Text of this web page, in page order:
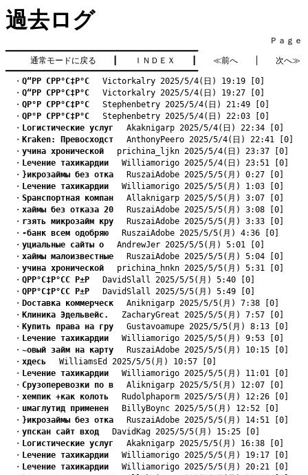
過去ログ
Ｐａｇｅ
━━━━━━━━━━━━━━━━━━━━━━━━━━━━━━━━━━━━━━━━
通常モードに戻る
ＩＮＤＥＸ ≪前へ
次へ≫
━━━━━━━━━━━━━━━━━━━━━━━━━━━━━━━━━━━━━━━━
・ Q“РР СРР°С‡Р°С Victorkalry 2025/5/4(日) 19:19 [0]
・ Q“РР СРР°С‡Р°С Victorkalry 2025/5/4(日) 19:27 [0]
・ QР°Р СРР°С‡Р°С Stephenbetry 2025/5/4(日) 21:49 [0]
・ QР°Р СРР°С‡Р°С Stephenbetry 2025/5/4(日) 22:03 [0]
・ Lогистические услуг Akaknigarp 2025/5/4(日) 22:34 [0]
・ Kraken: Превосходст AnthonyPeero 2025/5/4(日) 22:41 [0]
・ yчина хронической prichina_ljkn 2025/5/4(日) 23:37 [0]
・ Lечение тахикардии Williamorigo 2025/5/4(日) 23:51 [0]
・ }икрозаймы без отка RuszaiAdobe 2025/5/5(月) 0:27 [0]
・ Lечение тахикардии Williamorigo 2025/5/5(月) 1:03 [0]
・ Sранспортная компан Allaknigarp 2025/5/5(月) 3:07 [0]
・ xаймы без отказа 20 RuszaiAdobe 2025/5/5(月) 3:08 [0]
・ rзять микрозайм кру RuszaiAdobe 2025/5/5(月) 3:33 [0]
・ -банк всем одобряю RuszaiAdobe 2025/5/5(月) 4:36 [0]
・ yциальные сайты о AndrewJer 2025/5/5(月) 5:01 [0]
・ xаймы малоизвестные RuszaiAdobe 2025/5/5(月) 5:04 [0]
・ yчина хронической prichina_hnkn 2025/5/5(月) 5:31 [0]
・ QРР°С‡Р°СС Р±Р DavidSlall 2025/5/5(月) 5:40 [0]
・ QРР°С‡Р°СС Р±Р DavidSlall 2025/5/5(月) 5:49 [0]
・ Dоставка коммерческ Aniknigarp 2025/5/5(月) 7:38 [0]
・ Kлиника Эдельвейс.
ZacharyGreat 2025/5/5(月) 7:57 [0]
・ Kупить права на гру Gustavoamupe 2025/5/5(月) 8:13 [0]
・ Lечение тахикардии Williamorigo 2025/5/5(月) 9:53 [0]
・ ~овый займ на карту RuszaiAdobe 2025/5/5(月) 10:15 [0]
・ xдесь WilliamsEd 2025/5/5(月) 10:57 [0]
・ Lечение тахикардии Williamorigo 2025/5/5(月) 11:01 [0]
・ Cрузоперевозки по в Aliknigarp 2025/5/5(月) 12:07 [0]
・ xемпик +как колоть Rudolphaporm 2025/5/5(月) 12:26 [0]
・ uмаглутид применен BillyBoync 2025/5/5(月) 12:52 [0]
・ }икрозаймы без отка RuszaiAdobe 2025/5/5(月) 14:51 [0]
・ yпскан сайт вход DavidKag 2025/5/5(月) 15:25 [0]
・ Lогистические услуг Akaknigarp 2025/5/5(月) 16:38 [0]
・ Lечение тахикардии Williamorigo 2025/5/5(月) 19:17 [0]
・ Lечение тахикардии Williamorigo 2025/5/5(月) 20:21 [0]